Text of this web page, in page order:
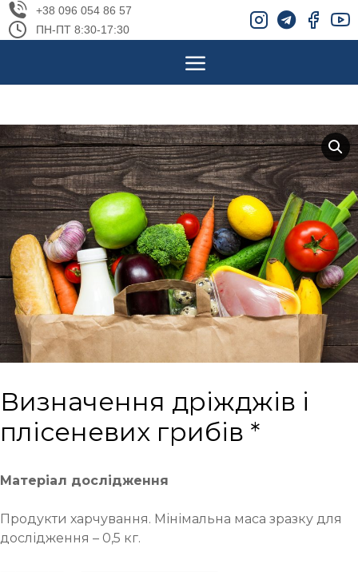
+38 096 054 86 57
ПН-ПТ 8:30-17:30
Визначення дріжджів і
плісеневих грибів *
Матеріал дослідження
Продукти харчування. Мінімальна маса зразку для
дослідження – 0,5 кг.